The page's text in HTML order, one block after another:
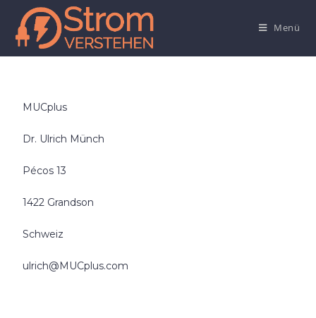
Menü
MUCplus
Dr. Ulrich Münch
Pécos 13
1422 Grandson
Schweiz
ulrich@MUCplus.com